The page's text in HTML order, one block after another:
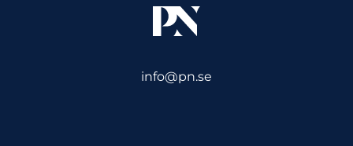
info@pn.se